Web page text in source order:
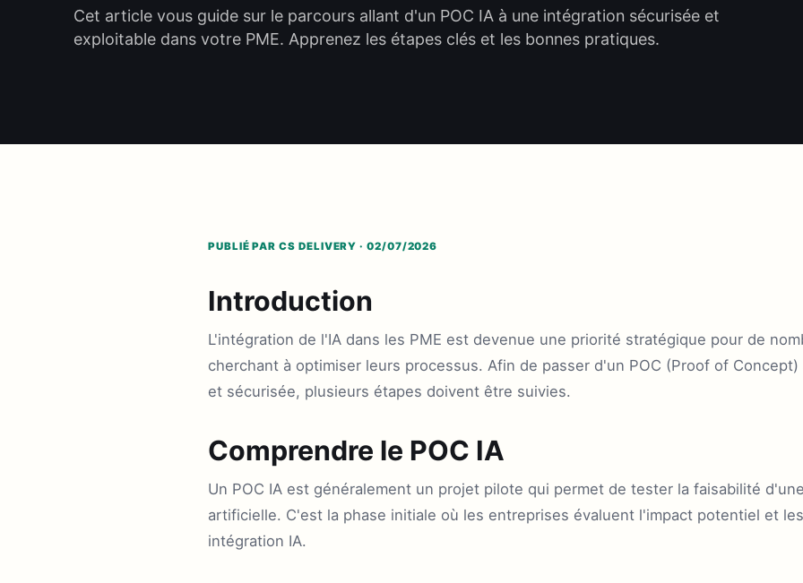
Cet article vous guide sur le parcours allant d'un POC IA à une intégration sécurisée et
exploitable dans votre PME. Apprenez les étapes clés et les bonnes pratiques.
PUBLIÉ PAR CS DELIVERY · 02/07/2026
Introduction
L'intégration de l'IA dans les PME est devenue une priorité stratégique pour de
cherchant à optimiser leurs processus. Afin de passer d'un POC (Proof of
et sécurisée, plusieurs étapes doivent être suivies.
Comprendre le POC IA
Un POC IA est généralement un projet pilote qui permet de tester la faisabilité
artificielle. C'est la phase initiale où les entreprises évaluent l'impact potentiel et
intégration IA.